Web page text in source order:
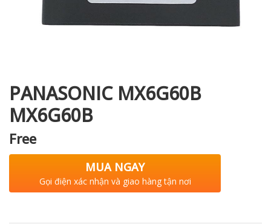
PANASONIC MX6G60B
MX6G60B
Free
MUA NGAY
Gọi điện xác nhận và giao hàng tận nơi